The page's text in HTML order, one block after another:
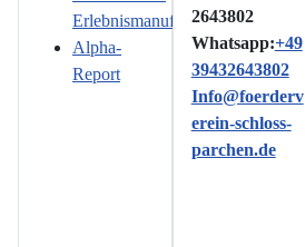
Erlebnismanufaktur
Alpha-
Report
2643802
Whatsapp:+49
39432643802
Info@foerderv
erein-schloss-
parchen.de